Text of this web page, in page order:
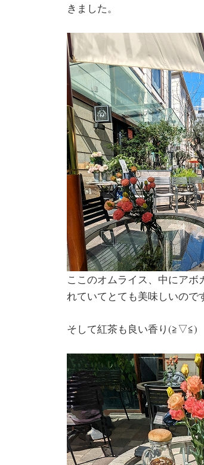
きました。
ここのオムライス、中にア
れていてとても美味しいので
そして紅茶も良い香り(≧▽≦)